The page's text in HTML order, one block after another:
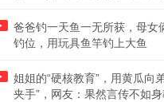
爸爸钓一天鱼一无所获，母女
钓位，用玩具鱼竿钓上大鱼
姐姐的“硬核教育”，用黄瓜向
夹手”，网友：果然言传不如身